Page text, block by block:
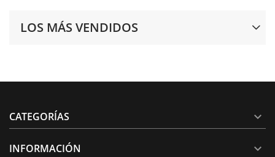
LOS MÁS VENDIDOS
CATEGORÍAS 
INFORMACIÓN 